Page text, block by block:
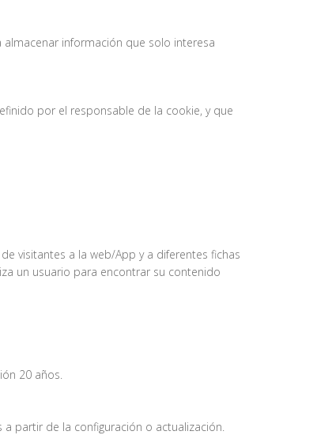
información que solo interesa
por el responsable de la cookie, y que
visitantes a la web/App y a diferentes fichas
un usuario para encontrar su contenido
20 años.
partir de la configuración o actualización.